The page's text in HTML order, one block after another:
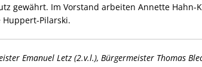
gewährt. Im Vorstand arbeiten Annette Hahn-
Huppert-Pilarski.
Emanuel Letz (2.v.l.), Bürgermeister Thomas